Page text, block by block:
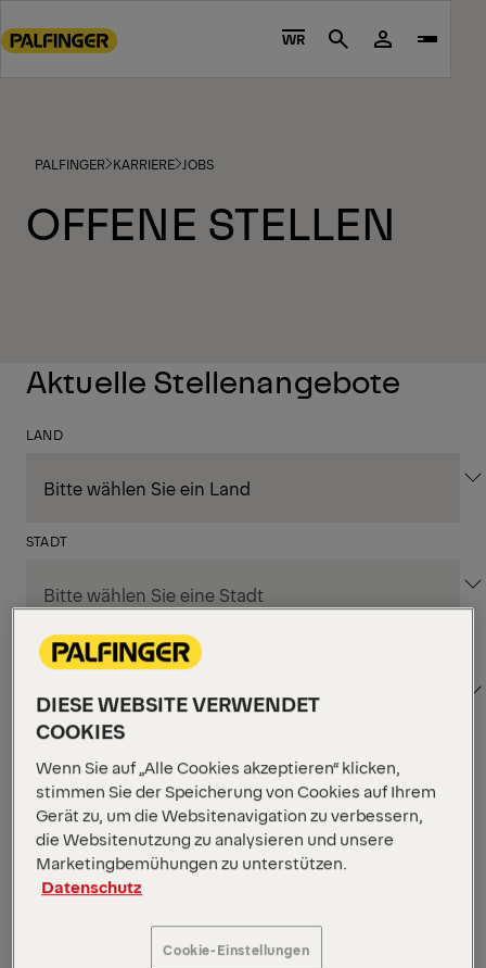
to
footer
WR Search
PALFINGER KARRIERE JOBS
OFFENE STELLEN
Aktuelle Stellenangebote
LAND
STADT
BEREICH
Filter anwenden
Filter anwenden
NEW IBERIA, UNITED STATES
Warehouse Operator
Supply Chain, Einkauf & Logistik
VERÖFFENTLICHT AM 05.08.2026
DIESE WEBSITE VERWENDET
COOKIES
Wenn Sie auf „Alle Cookies akzeptieren“ klicken,
stimmen Sie der Speicherung von Cookies auf Ihrem
Gerät zu, um die Websitenavigation zu verbessern,
die Websitenutzung zu analysieren und unsere
Marketingbemühungen zu unterstützen.
Datenschutz
Cookie-Einstellungen